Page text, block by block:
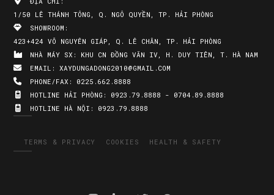
1/50 LÊ THÁNH TÔNG, Q. NGÔ QUYỀN, TP. HẢI PHÒNG
SHOWROOM:
423+424 VÕ NGUYÊN GIÁP, Q. LÊ CHÂN, TP. HẢI PHÒNG
NHÀ MÁY SX: KHU CN ĐỒNG VĂN IV, H. DUY TIÊN, T. HÀ NAM
EMAIL: XAYDUNGADONG2010@GMAIL.COM
PHONE/FAX: 0225.662.8888
HOTLINE HẢI PHÒNG: 0923.79.8888 - 0704.89.8888
HOTLINE HÀ NỘI: 0923.79.8888
TERMS & PRIVACY COOKIES HEALTH & SAFETY